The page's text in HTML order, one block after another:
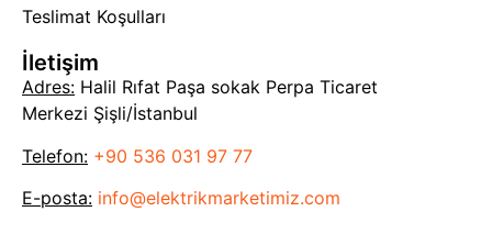
Teslimat Koşulları
İletişim
Adres: Halil Rıfat Paşa sokak Perpa Ticaret
Merkezi Şişli/İstanbul
Telefon: +90 536 031 97 77
E-posta: info@elektrikmarketimiz.com